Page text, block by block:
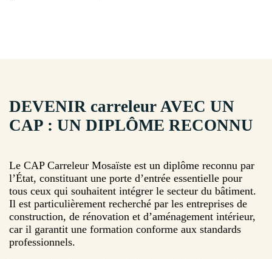
DEVENIR carreleur AVEC UN
CAP : UN DIPLÔME RECONNU
Le CAP Carreleur Mosaïste est un diplôme reconnu par
l’État, constituant une porte d’entrée essentielle pour
tous ceux qui souhaitent intégrer le secteur du bâtiment.
Il est particulièrement recherché par les entreprises de
construction, de rénovation et d’aménagement intérieur,
car il garantit une formation conforme aux standards
professionnels.